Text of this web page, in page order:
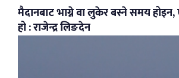
मैदानबाट भाग्ने वा लुकेर बस्ने समय
हो : राजेन्द्र लिङदेन